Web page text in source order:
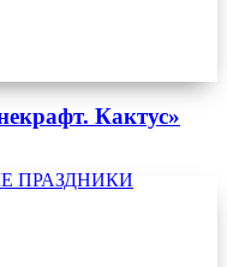
ПРАЗДНИКИ
Кактус»